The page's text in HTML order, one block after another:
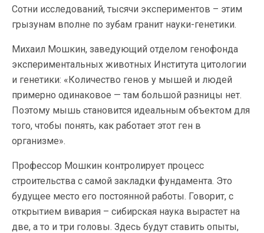
Сотни исследований, тысячи экспериментов – этим
грызунам вполне по зубам гранит науки-генетики.
Михаил Мошкин, заведующий отделом генофонда
экспериментальных животных Института цитологии
и генетики: «Количество генов у мышей и людей
примерно одинаковое — там большой разницы нет.
Поэтому мышь становится идеальным объектом для
того, чтобы понять, как работает этот ген в
организме».
Профессор Мошкин контролирует процесс
строительства с самой закладки фундамента. Это
будущее место его постоянной работы. Говорит, с
открытием вивария – сибирская наука вырастет на
две, а то и три головы. Здесь будут ставить опыты,